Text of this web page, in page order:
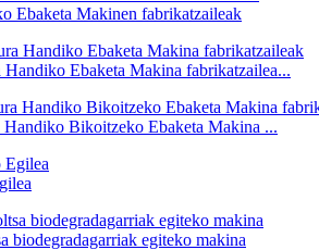
Ebaketa Makinen fabrikatzaileak
Ebaketa Makina fabrikatzailea...
Bikoitzeko Ebaketa Makina ...
biodegradagarriak egiteko makina